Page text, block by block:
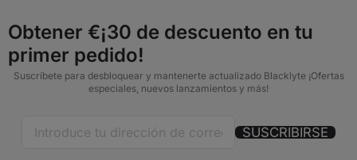
Obtener €¡30 de descuento en tu
primer pedido!
Suscríbete para desbloquear y mantenerte actualizado Blacklyte ¡Ofertas
especiales, nuevos lanzamientos y más!
SUSCRIBIRSE